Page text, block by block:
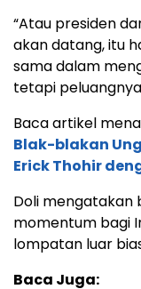
“Atau presiden
akan datang, itu
sama dalam
tetapi
Baca artikel
Blak-blakan
Erick Thohir
Doli mengatakan
momentum bagi
lompatan luar
Baca Juga: